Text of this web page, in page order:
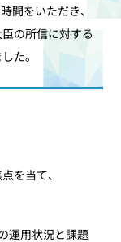
間をいただき、
の所信に対する
た。
を当て、
運用状況と課題